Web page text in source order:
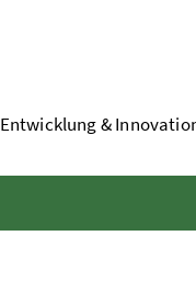
Entwicklung &